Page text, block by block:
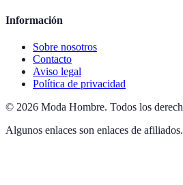
Información
Sobre nosotros
Contacto
Aviso legal
Política de privacidad
© 2026 Moda Hombre. Todos los
Algunos enlaces son enlaces de afiliados.